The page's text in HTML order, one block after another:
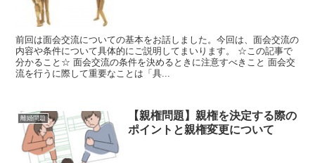
前回は面会交流についての基本をお話しました。今回は、面会交流の
内容や条件について具体的にご説明してまいります。 ☆この記事で
分かること☆ 面会交流の条件を決めるときに注意すべきこと 面会交
流を行うに際して重要なことは「具...
離婚問題
【親権問題】親権を決定する際の
ポイントと親権変更について